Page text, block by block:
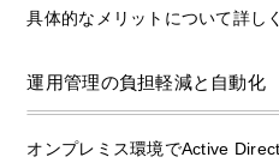
具体的なメリットについて詳し
運用管理の負担軽減と自動化
オンプレミス環境でActive